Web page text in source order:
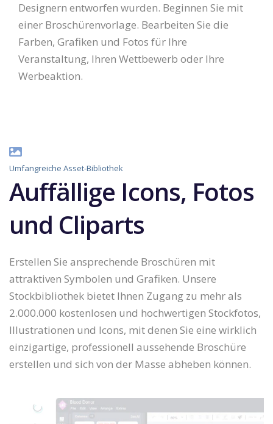
Designern entworfen wurden. Beginnen Sie mit
einer Broschürenvorlage. Bearbeiten Sie die
Farben, Grafiken und Fotos für Ihre
Veranstaltung, Ihren Wettbewerb oder Ihre
Werbeaktion.
Umfangreiche Asset-Bibliothek
Auffällige Icons, Fotos
und Cliparts
Erstellen Sie ansprechende Broschüren mit
attraktiven Symbolen und Grafiken. Unsere
Stockbibliothek bietet Ihnen Zugang zu mehr als
2.000.000 kostenlosen und hochwertigen Stockfotos,
Illustrationen und Icons, mit denen Sie eine wirklich
einzigartige, professionell aussehende Broschüre
erstellen und sich von der Masse abheben können.